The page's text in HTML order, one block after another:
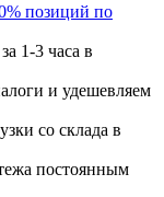
позиций по
1-3 часа в
и удешевляем
со склада в
постоянным